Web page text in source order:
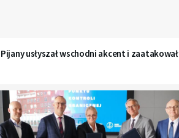
Pijany usłyszał wschodni akcent i zaatakował